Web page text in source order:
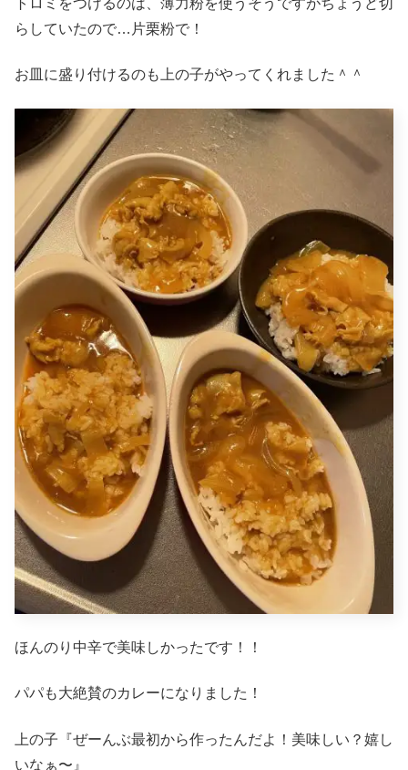
トロミをつけるのは、薄力粉を使うそうですがちょうど切
らしていたので…片栗粉で！
お皿に盛り付けるのも上の子がやってくれました＾＾
ほんのり中辛で美味しかったです！！
パパも大絶賛のカレーになりました！
上の子『ぜーんぶ最初から作ったんだよ！美味しい？嬉し
いなぁ〜』